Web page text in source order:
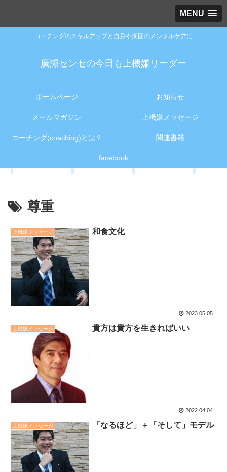
MENU
コーチングのスキルアップと自身や周囲のメンタルケアに
廣瀬センセの今日も上機嫌リーダー
ホームページ お知らせ
メールマガジン 上機嫌メッセージ
コーチング(coaching)とは？ 関連書籍
facebook
尊重
上機嫌メッセージ 和食文化
2023.05.05
上機嫌メッセージ 貴方は貴方を生きればいい
2022.04.04
上機嫌メッセージ 「なるほど」＋「そして」モデル